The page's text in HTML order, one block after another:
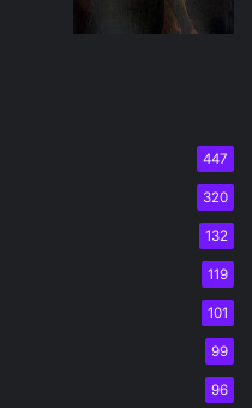
447
320
132
119
101
99
96